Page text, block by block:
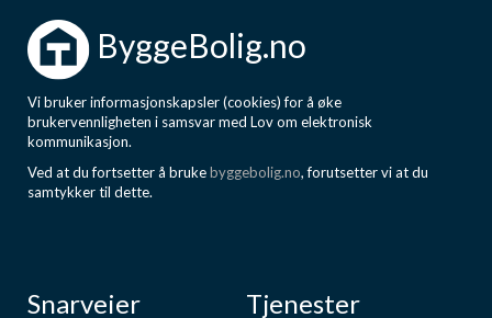
ByggeBolig.no
Vi bruker informasjonskapsler (cookies) for å øke
brukervennligheten i samsvar med Lov om elektronisk
kommunikasjon.
Ved at du fortsetter å brukebyggebolig.no, forutsetter vi at du
samtykker til dette.
Snarveier Tjenester